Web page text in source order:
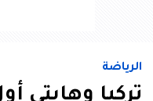
الرياضة
تركيا وهايتي